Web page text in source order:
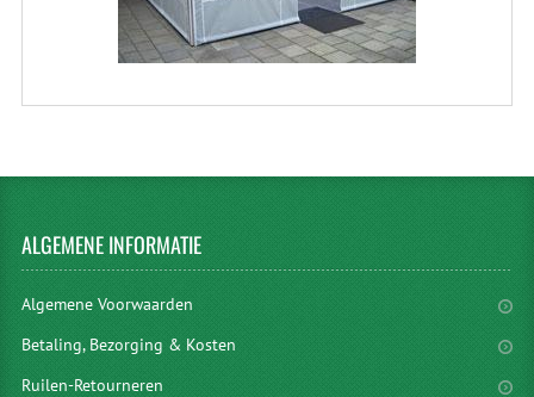
ALGEMENEINFORMATIE
Algemene Voorwaarden
Betaling, Bezorging & Kosten
Ruilen-Retourneren